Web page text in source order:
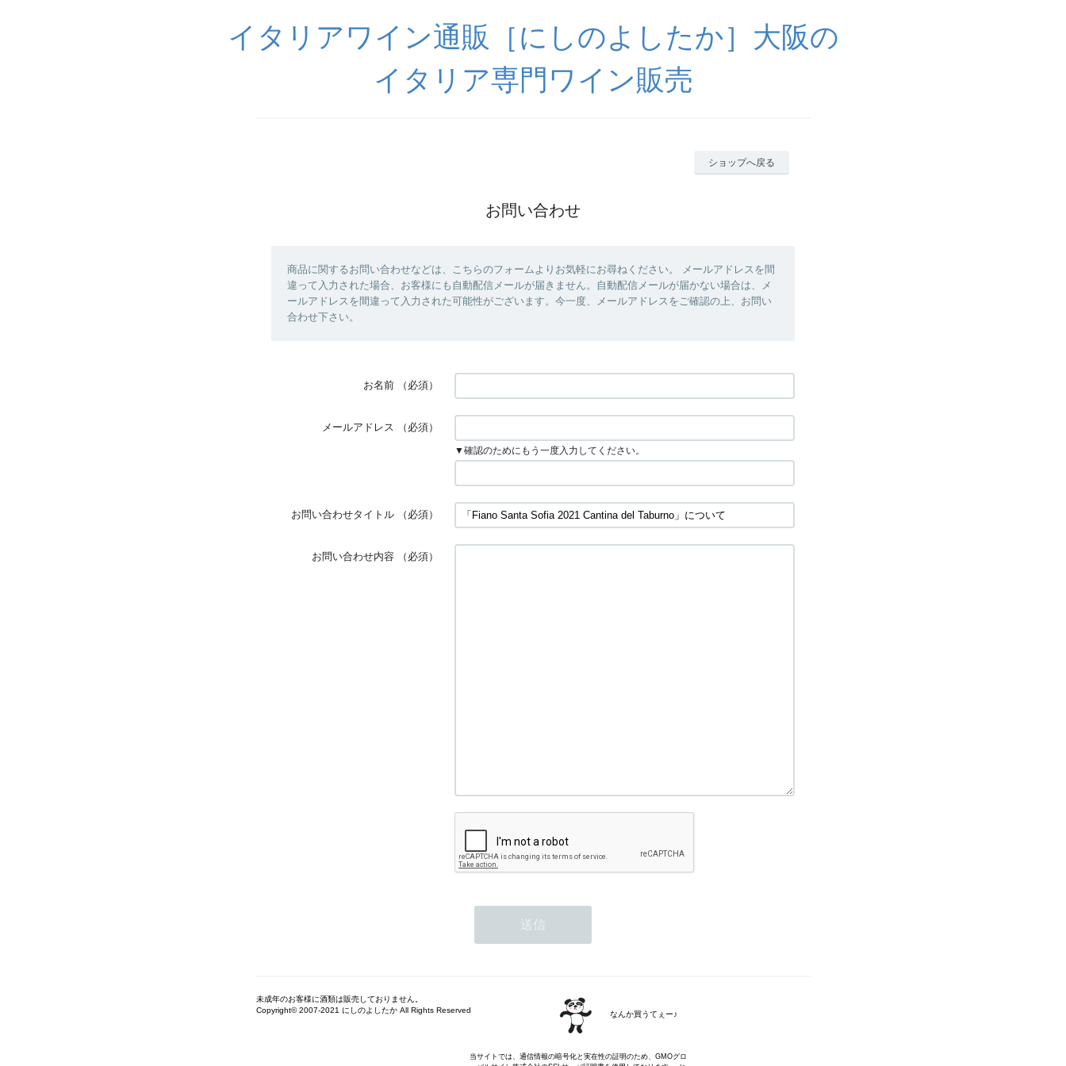
イタリアワイン通販［にしのよしたか］大阪の
イタリア専門ワイン販売
ショップへ戻る
お問い合わせ
商品に関するお問い合わせなどは、こちらのフォームよりお気軽にお尋ねください。 メールアドレスを間
違って入力された場合、お客様にも自動配信メールが届きません。自動配信メールが届かない場合は、メ
ールアドレスを間違って入力された可能性がございます。今一度、メールアドレスをご確認の上、お問い
合わせ下さい。
お名前 （必須）
メールアドレス （必須）
▼確認のためにもう一度入力してください。
お問い合わせタイトル （必須）
お問い合わせ内容 （必須）
未成年のお客様に酒類は販売しておりません。
Copyright© 2007-2021 にしのよしたか All Rights Reserved
なんか買うてぇー♪
当サイトでは、通信情報の暗号化と実在性の証明のため、GMOグロ